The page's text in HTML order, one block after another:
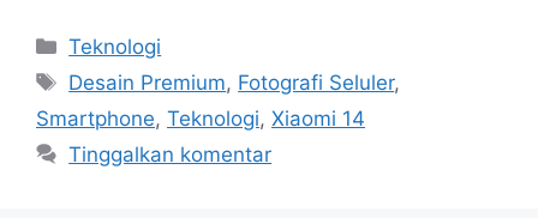
Kategori
Teknologi
Tag
Desain Premium, Fotografi Seluler,
Smartphone, Teknologi, Xiaomi 14
Tinggalkan komentar